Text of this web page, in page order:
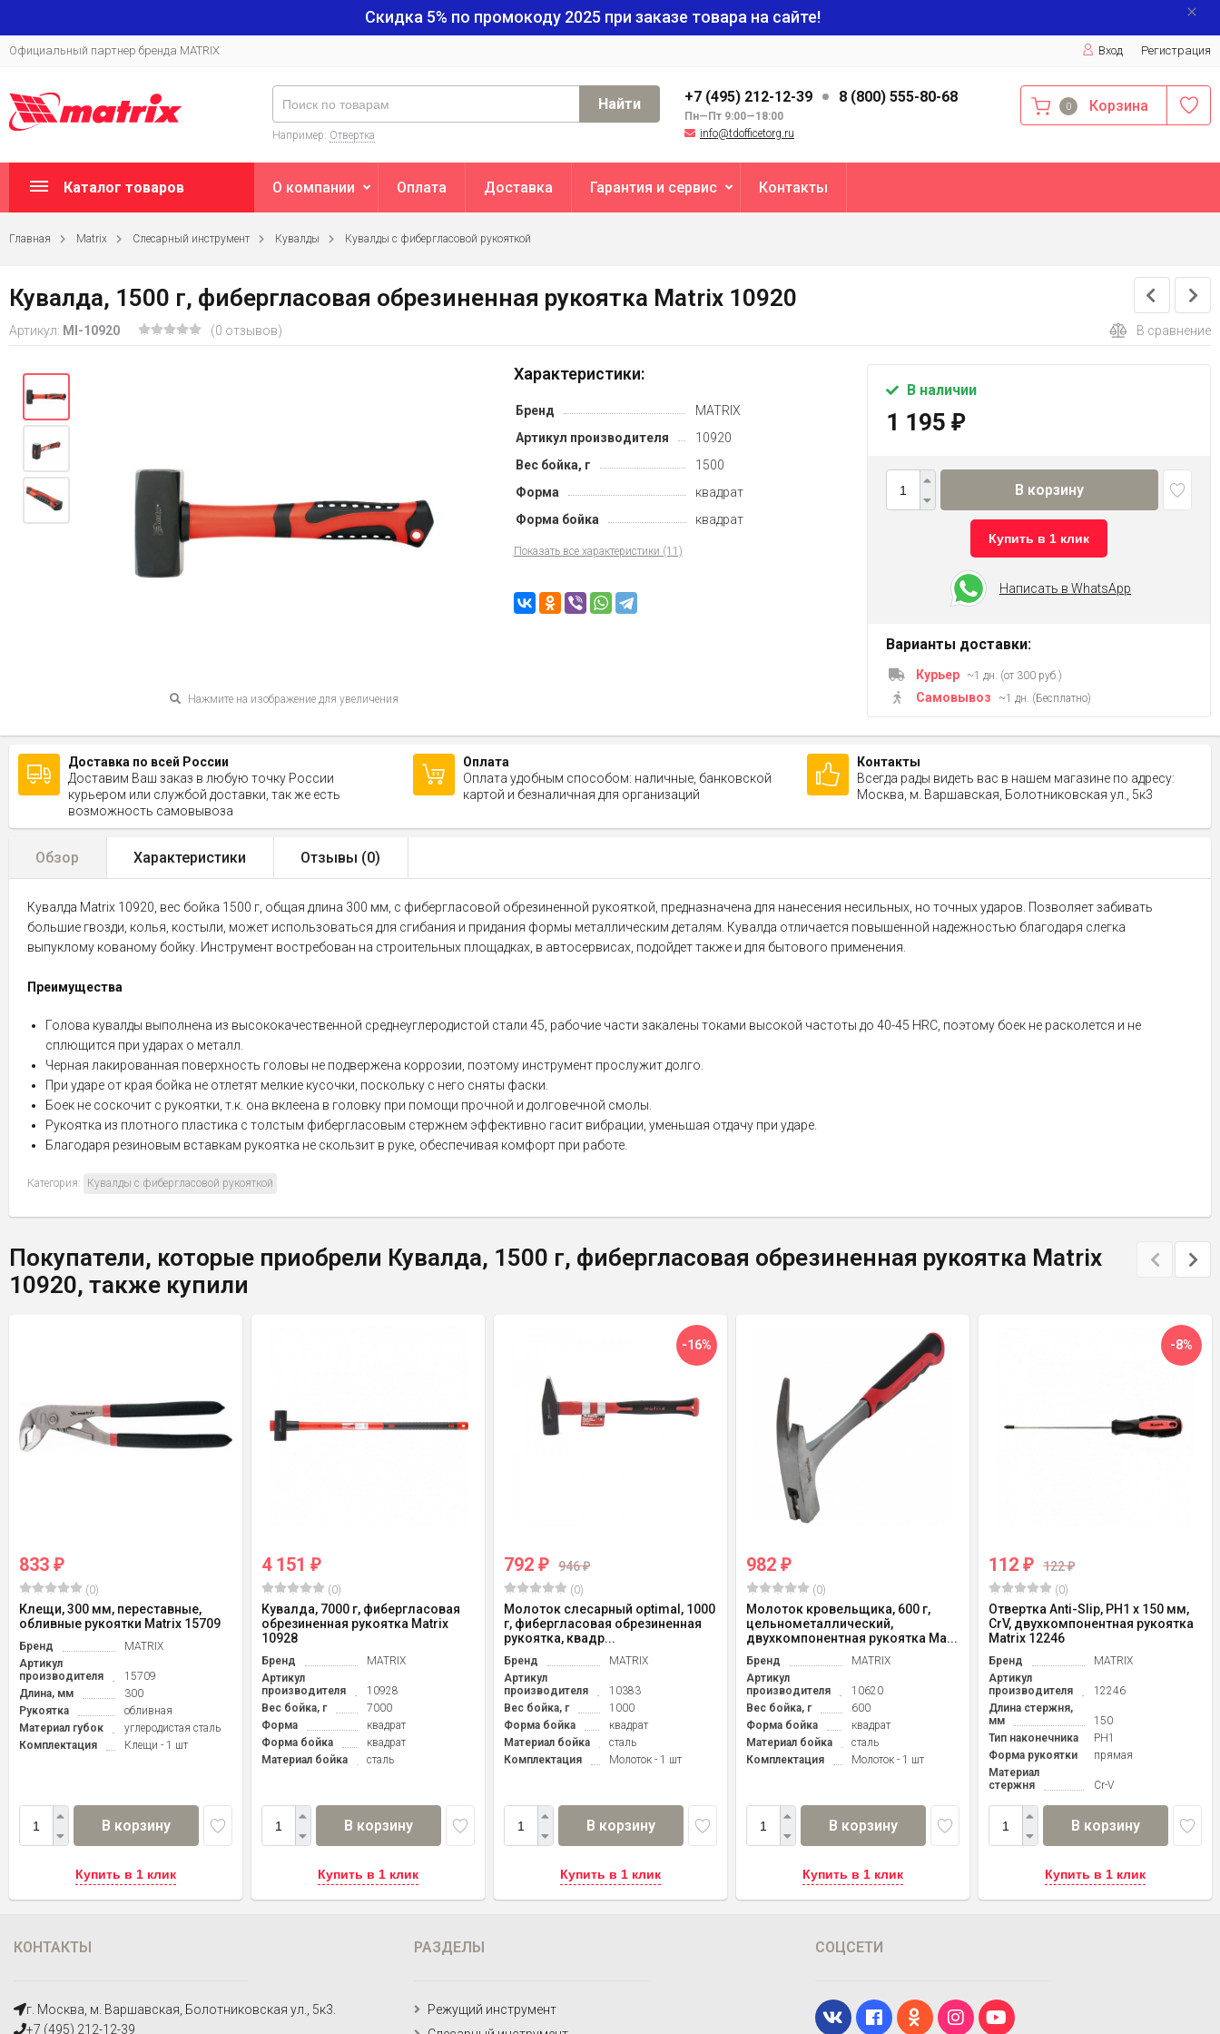
Скидка 5% по промокоду 2025 при заказе товара на сайте!
Официальный партнер бренда MATRIX Вход Регистрация
+7 (495) 212-12-39 8 (800) 555-80-68
Пн—Пт 9:00—18:00
info@tdofficetorg.ru
Найти
Например: Отвертка
0 Корзина
Каталог товаров О компании Оплата Доставка Гарантия и сервис Контакты
Главная Matrix Слесарный инструмент Кувалды Кувалды с фибергласовой рукояткой
Кувалда, 1500 г, фибергласовая обрезиненная рукоятка Matrix 10920
Артикул: MI-10920 (0 отзывов) В сравнение
Нажмите на изображение для увеличения
Характеристики:
Бренд
MATRIX
Артикул производителя
10920
Вес бойка, г
1500
Форма
квадрат
Форма бойка
квадрат
Показать все характеристики (11)
В наличии
1 195 ₽
В корзину
Купить в 1 клик
Написать в WhatsApp
Варианты доставки:
Курьер ~1 дн. (от 300 руб.)
Самовывоз ~1 дн. (Бесплатно)
Доставка по всей России
Доставим Ваш заказ в любую точку России
курьером или службой доставки, так же есть
возможность самовывоза
Оплата
Оплата удобным способом: наличные, банковской
картой и безналичная для организаций
Контакты
Всегда рады видеть вас в нашем магазине по адресу:
Москва, м. Варшавская, Болотниковская ул., 5к3
Обзор Характеристики Отзывы (0)
Кувалда Matrix 10920, вес бойка 1500 г, общая длина 300 мм, с фибергласовой обрезиненной рукояткой, предназначена для нанесения несильных, но точных ударов. Позволяет забивать
большие гвозди, колья, костыли, может использоваться для сгибания и придания формы металлическим деталям. Кувалда отличается повышенной надежностью благодаря слегка
выпуклому кованому бойку. Инструмент востребован на строительных площадках, в автосервисах, подойдет также и для бытового применения.
Преимущества
Голова кувалды выполнена из высококачественной среднеуглеродистой стали 45, рабочие части закалены токами высокой частоты до 40-45 HRC, поэтому боек не расколется и не
сплющится при ударах о металл.
Черная лакированная поверхность головы не подвержена коррозии, поэтому инструмент прослужит долго.
При ударе от края бойка не отлетят мелкие кусочки, поскольку с него сняты фаски.
Боек не соскочит с рукоятки, т.к. она вклеена в головку при помощи прочной и долговечной смолы.
Рукоятка из плотного пластика с толстым фибергласовым стержнем эффективно гасит вибрации, уменьшая отдачу при ударе.
Благодаря резиновым вставкам рукоятка не скользит в руке, обеспечивая комфорт при работе.
Категория: Кувалды с фибергласовой рукояткой
Покупатели, которые приобрели Кувалда, 1500 г, фибергласовая обрезиненная рукоятка Matrix
10920, также купили
833 ₽
(0)
Клещи, 300 мм, переставные,
обливные рукоятки Matrix 15709
Бренд
MATRIX
Артикул
производителя
15709
Длина, мм
300
Рукоятка
обливная
Материал губок
углеродистая сталь
Комплектация
Клещи - 1 шт
В корзину
Купить в 1 клик
4 151 ₽
(0)
Кувалда, 7000 г, фибергласовая
обрезиненная рукоятка Matrix
10928
Бренд
MATRIX
Артикул
производителя
10928
Вес бойка, г
7000
Форма
квадрат
Форма бойка
квадрат
Материал бойка
сталь
В корзину
Купить в 1 клик
-16%
792 ₽ 946₽
(0)
Молоток слесарный optimal, 1000
г, фибергласовая обрезиненная
рукоятка, квадр...
Бренд
MATRIX
Артикул
производителя
10383
Вес бойка, г
1000
Форма бойка
квадрат
Материал бойка
сталь
Комплектация
Молоток - 1 шт
В корзину
Купить в 1 клик
982 ₽
(0)
Молоток кровельщика, 600 г,
цельнометаллический,
двухкомпонентная рукоятка Ma...
Бренд
MATRIX
Артикул
производителя
10620
Вес бойка, г
600
Форма бойка
квадрат
Материал бойка
сталь
Комплектация
Молоток - 1 шт
В корзину
Купить в 1 клик
-8%
112 ₽ 122₽
(0)
Отвертка Anti-Slip, PH1 х 150 мм,
CrV, двухкомпонентная рукоятка
Matrix 12246
Бренд
MATRIX
Артикул
производителя
12246
Длина стержня,
мм
150
Тип наконечника
PH1
Форма рукоятки
прямая
Материал
стержня
Cr-V
В корзину
Купить в 1 клик
КОНТАКТЫ
г. Москва, м. Варшавская, Болотниковская ул., 5к3.
+7 (495) 212-12-39
РАЗДЕЛЫ
Режущий инструмент
СОЦСЕТИ